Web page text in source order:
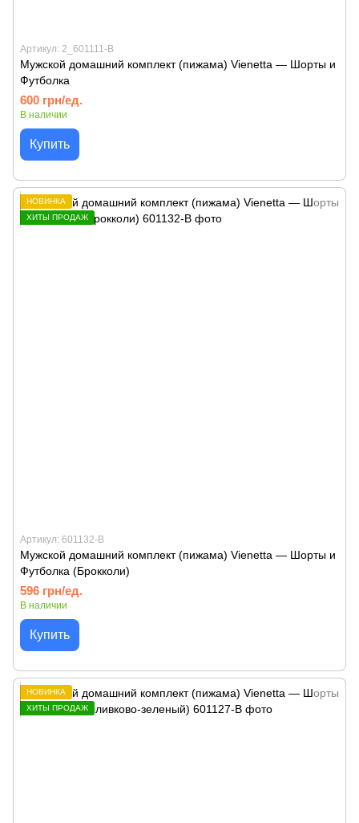
Артикул: 2_601111-B
Мужской домашний комплект (пижама) Vienetta — Шорты и
Футболка
600 грн/ед.
В наличии
Купить
НОВИНКА
ХИТЫ ПРОДАЖ
Артикул: 601132-B
Мужской домашний комплект (пижама) Vienetta — Шорты и
Футболка (Брокколи)
596 грн/ед.
В наличии
Купить
НОВИНКА
ХИТЫ ПРОДАЖ